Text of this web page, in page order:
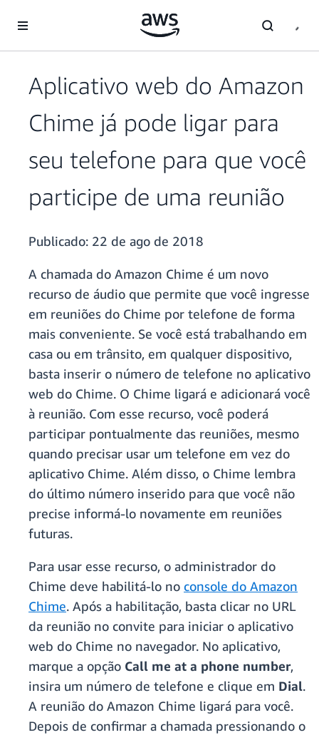
Pular para o conteúdo principal
Aplicativo web do Amazon
Chime já pode ligar para
seu telefone para que você
participe de uma reunião
Publicado: 22 de ago de 2018
A chamada do Amazon Chime é um novo
recurso de áudio que permite que você ingresse
em reuniões do Chime por telefone de forma
mais conveniente. Se você está trabalhando em
casa ou em trânsito, em qualquer dispositivo,
basta inserir o número de telefone no aplicativo
web do Chime. O Chime ligará e adicionará você
à reunião. Com esse recurso, você poderá
participar pontualmente das reuniões, mesmo
quando precisar usar um telefone em vez do
aplicativo Chime. Além disso, o Chime lembra
do último número inserido para que você não
precise informá-lo novamente em reuniões
futuras.
Para usar esse recurso, o administrador do
Chime deve habilitá-lo no console do Amazon
Chime. Após a habilitação, basta clicar no URL
da reunião no convite para iniciar o aplicativo
web do Chime no navegador. No aplicativo,
marque a opção Call me at a phone number,
insira um número de telefone e clique em Dial.
A reunião do Amazon Chime ligará para você.
Depois de confirmar a chamada pressionando o